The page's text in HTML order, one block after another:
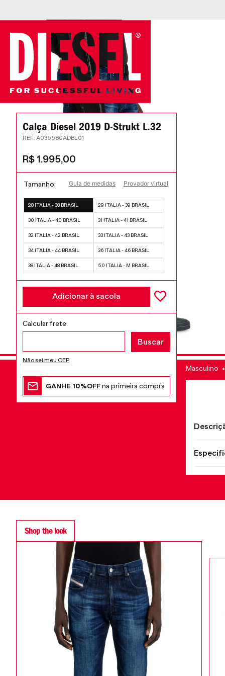
Calça Diesel 2019 D-Strukt L.32
: A035580ADBL01
R$ 1.995,00
Provador virtual
Guia de medidas
Tamanho
28 ITALIA - 38 BRASIL 29 ITALIA - 39 BRASIL
30 ITALIA - 40 BRASIL 31 ITALIA - 41 BRASIL
32 ITALIA - 42 BRASIL 33 ITALIA - 43 BRASIL
34 ITALIA - 44 BRASIL 36 ITALIA - 46 BRASIL
38 ITALIA - 48 BRASIL 50 ITALIA - M BRASIL
Adicionar à sacola
Não sei meu CEP
GANHE 10%OFFna primeira compra
Masculino
Shop the look